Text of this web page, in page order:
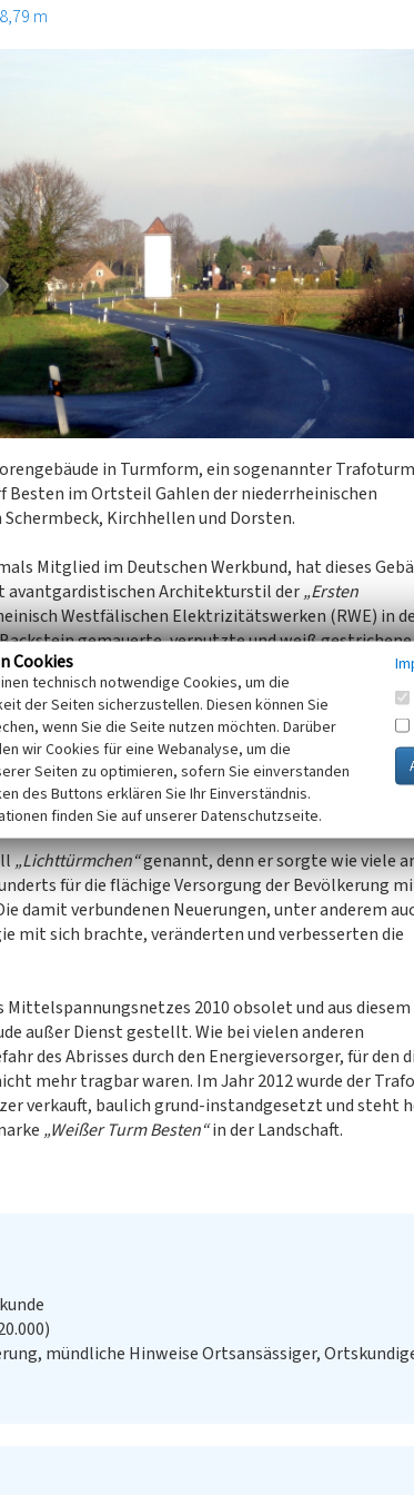
m
in Turmform, ein sogenannter
im Ortsteil Gahlen der niederrheinischen
Kirchhellen und Dorsten.
Mitglied im Deutschen Werkbund, hat dieses
avantgardistischen Architekturstil der„Ersten
Westfälischen Elektrizitätswerken (RWE) in
gemauerte, verputzte und weiß gestrichene
einem Pyramidendach aus roten Dachziegeln und mit
der Ortslage gelegen, als weißes Gebäude in einer
rotem Backstein erbaut wurden und maximal zwei
ein Zeichen der neuen Zeit, des Umbruchs und
„Lichttürmchen“genannt, denn er sorgte wie viele
für die flächige Versorgung der Bevölkerung
damit verbundenen Neuerungen, unter anderem
mit sich brachte, veränderten und verbesserten die
2010 obsolet und aus diesem
außer Dienst gestellt. Wie bei vielen anderen
des Abrisses durch den Energieversorger, für den
mehr tragbar waren. Im Jahr 2012 wurde der
verkauft, baulich grund-instandgesetzt und steht
„Weißer Turm Besten“in der Landschaft.
mündliche Hinweise Ortsansässiger,
Cookies
technisch notwendige Cookies, um die
der Seiten sicherzustellen. Diesen können Sie
wenn Sie die Seite nutzen möchten. Darüber
wir Cookies für eine Webanalyse, um die
Seiten zu optimieren, sofern Sie einverstanden
des Buttons erklären Sie Ihr Einverständnis.
finden Sie auf unserer Datenschutzseite.